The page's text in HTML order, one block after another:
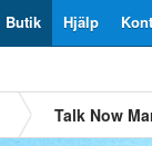
Hjälp
Butik
Talk Now